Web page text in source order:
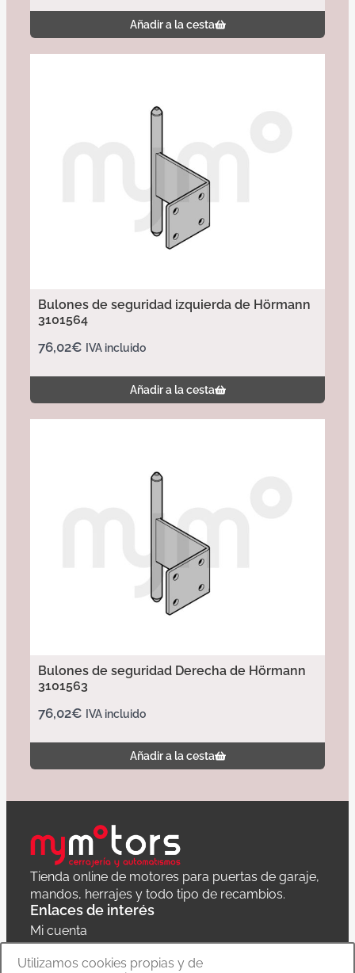
Añadir a la cesta
Bulones de seguridad izquierda de Hörmann
3101564
76,02€ IVA incluido
Añadir a la cesta
Bulones de seguridad Derecha de Hörmann
3101563
76,02€ IVA incluido
Añadir a la cesta
Tienda online de motores para puertas de garaje,
mandos, herrajes y todo tipo de recambios.
Enlaces de interés
Mi cuenta
Política de privacidad
Utilizamos cookies propias y de